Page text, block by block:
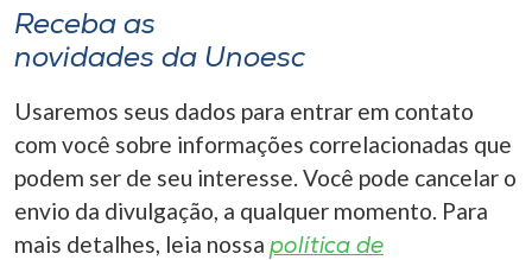
Receba as
novidades da Unoesc
Usaremos seus dados para entrar em contato
com você sobre informações correlacionadas que
podem ser de seu interesse. Você pode cancelar o
envio da divulgação, a qualquer momento. Para
mais detalhes, leia nossa política de